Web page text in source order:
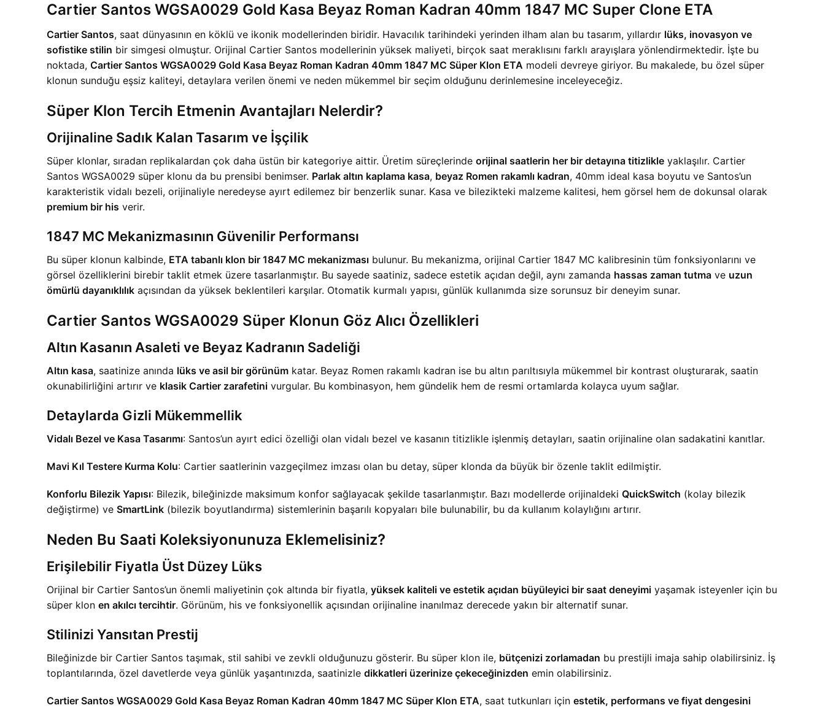
Cartier Santos WGSA0029 Gold Kasa Beyaz Roman Kadran 40mm 1847 MC Super Clone ETA
Cartier Santos, saat dünyasının en köklü ve ikonik modellerinden biridir. Havacılık tarihindeki yerinden ilham alan bu tasarım, yıllardır lüks, inovasyon ve
sofistike stilin bir simgesi olmuştur. Orijinal Cartier Santos modellerinin yüksek maliyeti, birçok saat meraklısını farklı arayışlara yönlendirmektedir. İşte bu
noktada, Cartier Santos WGSA0029 Gold Kasa Beyaz Roman Kadran 40mm 1847 MC Süper Klon ETA modeli devreye giriyor. Bu makalede, bu özel süper
klonun sunduğu eşsiz kaliteyi, detaylara verilen önemi ve neden mükemmel bir seçim olduğunu derinlemesine inceleyeceğiz.
Süper Klon Tercih Etmenin Avantajları Nelerdir?
Orijinaline Sadık Kalan Tasarım ve İşçilik
Süper klonlar, sıradan replikalardan çok daha üstün bir kategoriye aittir. Üretim süreçlerinde orijinal saatlerin her bir detayına titizlikle yaklaşılır. Cartier
Santos WGSA0029 süper klonu da bu prensibi benimser. Parlak altın kaplama kasa, beyaz Romen rakamlı kadran, 40mm ideal kasa boyutu ve Santos’un
karakteristik vidalı bezeli, orijinaliyle neredeyse ayırt edilemez bir benzerlik sunar. Kasa ve bilezikteki malzeme kalitesi, hem görsel hem de dokunsal olarak
premium bir his verir.
1847 MC Mekanizmasının Güvenilir Performansı
Bu süper klonun kalbinde, ETA tabanlı klon bir 1847 MC mekanizması bulunur. Bu mekanizma, orijinal Cartier 1847 MC kalibresinin tüm fonksiyonlarını ve
görsel özelliklerini birebir taklit etmek üzere tasarlanmıştır. Bu sayede saatiniz, sadece estetik açıdan değil, aynı zamanda hassas zaman tutma ve uzun
ömürlü dayanıklılık açısından da yüksek beklentileri karşılar. Otomatik kurmalı yapısı, günlük kullanımda size sorunsuz bir deneyim sunar.
Cartier Santos WGSA0029 Süper Klonun Göz Alıcı Özellikleri
Altın Kasanın Asaleti ve Beyaz Kadranın Sadeliği
Altın kasa, saatinize anında lüks ve asil bir görünüm katar. Beyaz Romen rakamlı kadran ise bu altın parıltısıyla mükemmel bir kontrast oluşturarak, saatin
okunabilirliğini artırır ve klasik Cartier zarafetini vurgular. Bu kombinasyon, hem gündelik hem de resmi ortamlarda kolayca uyum sağlar.
Detaylarda Gizli Mükemmellik
Vidalı Bezel ve Kasa Tasarımı: Santos’un ayırt edici özelliği olan vidalı bezel ve kasanın titizlikle işlenmiş detayları, saatin orijinaline olan sadakatini kanıtlar.
Mavi Kıl Testere Kurma Kolu: Cartier saatlerinin vazgeçilmez imzası olan bu detay, süper klonda da büyük bir özenle taklit edilmiştir.
Konforlu Bilezik Yapısı: Bilezik, bileğinizde maksimum konfor sağlayacak şekilde tasarlanmıştır. Bazı modellerde orijinaldeki QuickSwitch (kolay bilezik
değiştirme) ve SmartLink (bilezik boyutlandırma) sistemlerinin başarılı kopyaları bile bulunabilir, bu da kullanım kolaylığını artırır.
Neden Bu Saati Koleksiyonunuza Eklemelisiniz?
Erişilebilir Fiyatla Üst Düzey Lüks
Orijinal bir Cartier Santos’un önemli maliyetinin çok altında bir fiyatla, yüksek kaliteli ve estetik açıdan büyüleyici bir saat deneyimi yaşamak isteyenler için bu
süper klon en akılcı tercihtir. Görünüm, his ve fonksiyonellik açısından orijinaline inanılmaz derecede yakın bir alternatif sunar.
Stilinizi Yansıtan Prestij
Bileğinizde bir Cartier Santos taşımak, stil sahibi ve zevkli olduğunuzu gösterir. Bu süper klon ile, bütçenizi zorlamadan bu prestijli imaja sahip olabilirsiniz. İş
toplantılarında, özel davetlerde veya günlük yaşantınızda, saatinizle dikkatleri üzerinize çekeceğinizden emin olabilirsiniz.
Cartier Santos WGSA0029 Gold Kasa Beyaz Roman Kadran 40mm 1847 MC Süper Klon ETA, saat tutkunları için estetik, performans ve fiyat dengesini